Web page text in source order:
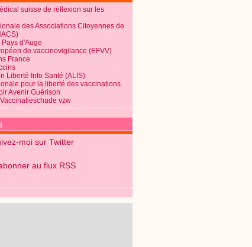
suisse de réflexion sur les
des Associations Citoyennes de
Pays d'Auge
de vaccinovigilance (EFVV)
France
Liberté Info Santé (ALIS)
pour la liberté des vaccinations
Avenir Guérison
vzw
moi sur Twitter
au flux RSS